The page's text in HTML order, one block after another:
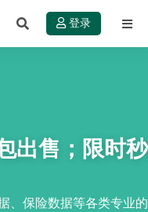
登录
出售；限时秒
、保险数据等各类专业的